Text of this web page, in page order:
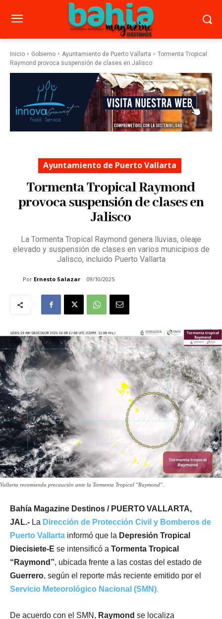
Inicio Gobierno Ayuntamiento de Puerto Vallarta
Tormenta Tropical
Raymond provoca suspensión de clases en Jalisco
Ayuntamiento de Puerto Vallarta
Tormenta Tropical Raymond
provoca suspensión de clases en
Jalisco
La Tormenta Tropical Raymond genera lluvias, oleaje
elevado y suspensión de clases en varios municipios de
Jalisco, incluido Puerto Vallarta
Por Ernesto Salazar 09/10/2025
Vallarta recomienda precaución ante la Tormenta Tropical "Raymond".
Bahía Magazine Destinos / PUERTO VALLARTA,
JAL.- La Dirección de Protección Civil y Bomberos de
Puerto Vallarta informó que la Depresión Tropical
Diecisiete-E se intensificó a Tormenta Tropical
“Raymond”, ubicada frente a las costas del estado de
Guerrero, según el reporte más reciente emitido por el
Servicio Meteorológico Nacional (SMN).
De acuerdo con el SMN, Raymond se localiza